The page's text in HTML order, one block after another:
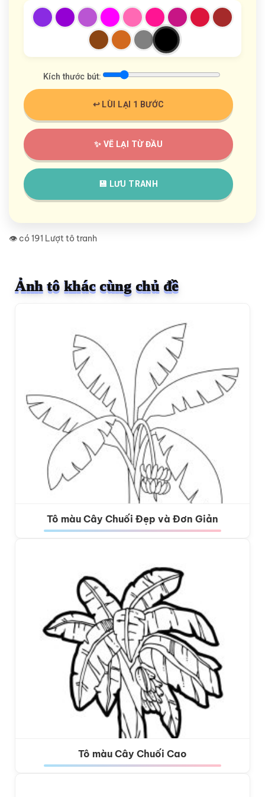
Kích thước bút:
↩️ LÙI LẠI 1 BƯỚC
✨ VẼ LẠI TỪ ĐẦU
💾 LƯU TRANH
👁️ có 191 Lượt tô tranh
Ảnh tô khác cùng chủ đề
Tô màu Cây Chuối Đẹp và Đơn Giản
Tô màu Cây Chuối Cao